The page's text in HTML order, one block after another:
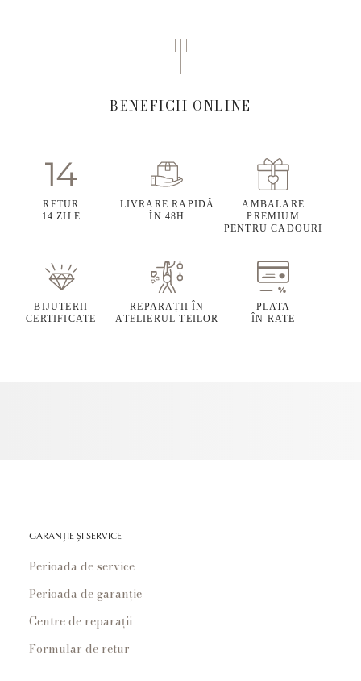
BENEFICII ONLINE
RETUR
14 ZILE
LIVRARE RAPIDĂ
ÎN 48H
AMBALARE
PREMIUM
PENTRU CADOURI
BIJUTERII
CERTIFICATE
REPARAȚII ÎN
ATELIERUL TEILOR
PLATA
ÎN RATE
GARANȚIE ȘI SERVICE
Perioada de service
Perioada de garanție
Centre de reparații
Formular de retur